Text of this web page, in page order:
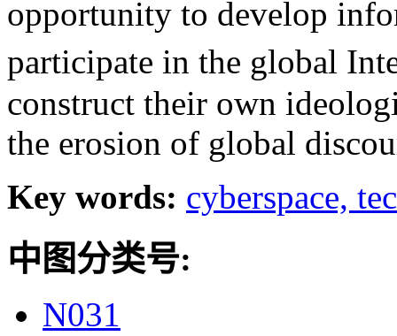
opportunity to develop
participate in the global
construct their own
the erosion of global
Key words: cyberspace,
中图分类号:
N031